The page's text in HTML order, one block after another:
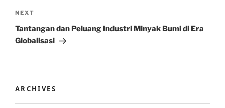
Next
Post
NEXT
Tantangan dan Peluang Industri Minyak Bumi di Era
Globalisasi
ARCHIVES